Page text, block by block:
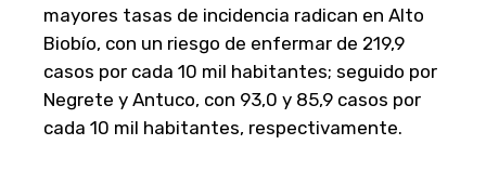
mayores tasas de incidencia radican en Alto
Biobío, con un riesgo de enfermar de 219,9
casos por cada 10 mil habitantes; seguido por
Negrete y Antuco, con 93,0 y 85,9 casos por
cada 10 mil habitantes, respectivamente.